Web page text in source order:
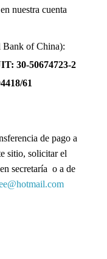
nuestra cuenta
of China):
30-50674723-2
61
de pago a
sitio, solicitar el
secretaría o a de